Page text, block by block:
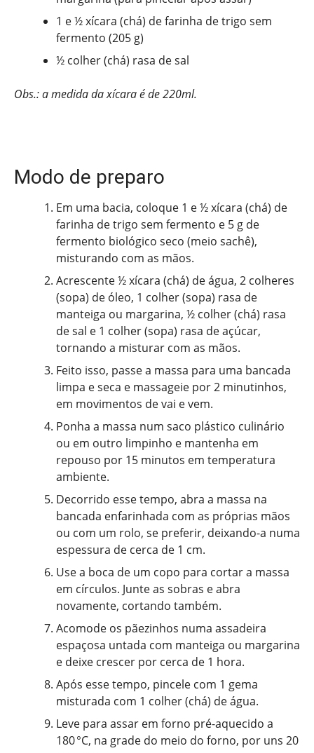
1 e ½ xícara (chá) de farinha de trigo sem
fermento (205 g)
½ colher (chá) rasa de sal
Obs.: a medida da xícara é de 220ml.
Modo de preparo
Em uma bacia, coloque 1 e ½ xícara (chá) de
farinha de trigo sem fermento e 5 g de
fermento biológico seco (meio sachê),
misturando com as mãos.
Acrescente ½ xícara (chá) de água, 2 colheres
(sopa) de óleo, 1 colher (sopa) rasa de
manteiga ou margarina, ½ colher (chá) rasa
de sal e 1 colher (sopa) rasa de açúcar,
tornando a misturar com as mãos.
Feito isso, passe a massa para uma bancada
limpa e seca e massageie por 2 minutinhos,
em movimentos de vai e vem.
Ponha a massa num saco plástico culinário
ou em outro limpinho e mantenha em
repouso por 15 minutos em temperatura
ambiente.
Decorrido esse tempo, abra a massa na
bancada enfarinhada com as próprias mãos
ou com um rolo, se preferir, deixando-a numa
espessura de cerca de 1 cm.
Use a boca de um copo para cortar a massa
em círculos. Junte as sobras e abra
novamente, cortando também.
Acomode os pãezinhos numa assadeira
espaçosa untada com manteiga ou margarina
e deixe crescer por cerca de 1 hora.
Após esse tempo, pincele com 1 gema
misturada com 1 colher (chá) de água.
Leve para assar em forno pré-aquecido a
180 °C, na grade do meio do forno, por uns 20